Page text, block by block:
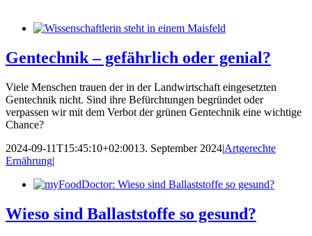
Gentechnik – gefährlich oder genial?
Viele Menschen trauen der in der Landwirtschaft eingesetzten
Gentechnik nicht. Sind ihre Befürchtungen begründet oder
verpassen wir mit dem Verbot der grünen Gentechnik eine wichtige
Chance?
2024-09-11T15:45:10+02:0013. September 2024|Artgerechte
Ernährung|
Wieso sind Ballaststoffe so gesund?